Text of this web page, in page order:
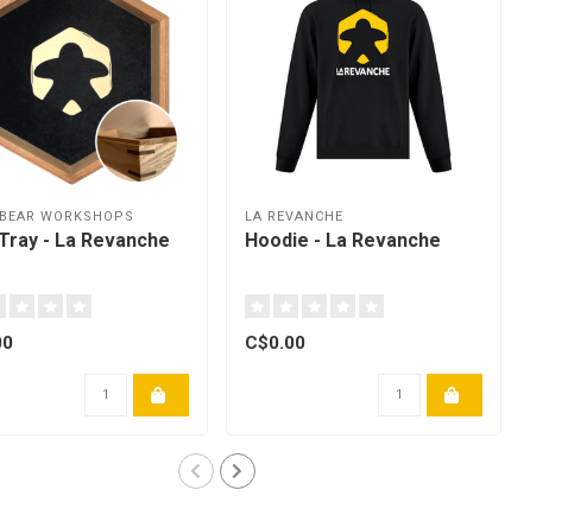
WORKSHOPS
- La Revanche
LA REVANCHE
Hoodie - La Revanche
C$0.00